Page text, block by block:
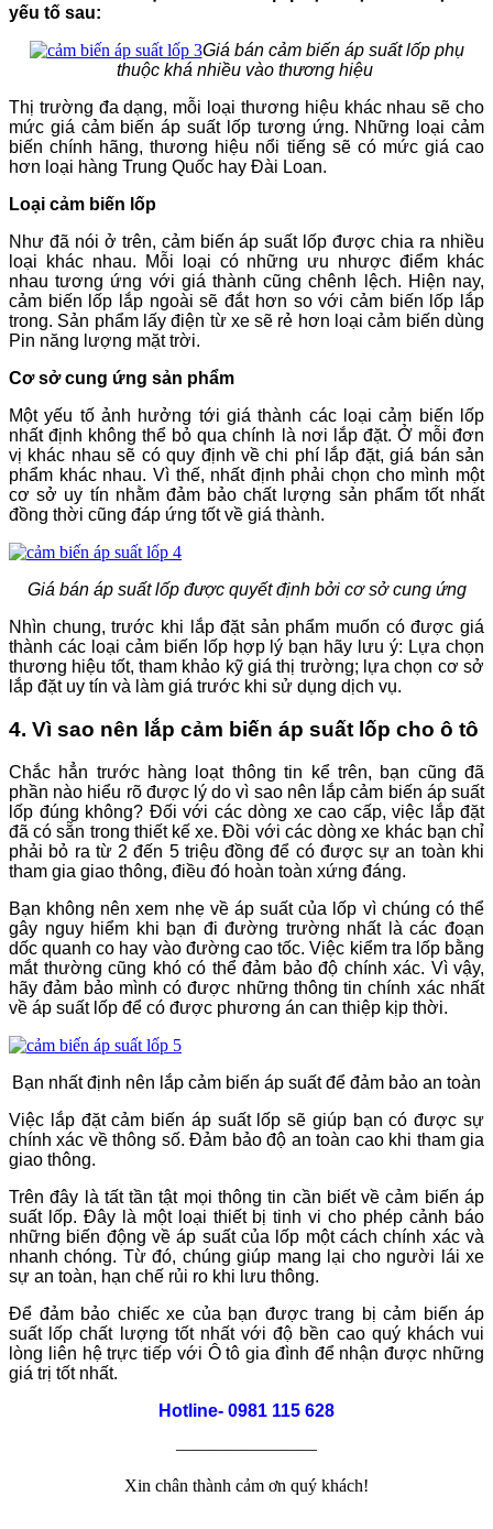
yếu tố sau:
Giá bán cảm biến áp suất lốp phụ
thuộc khá nhiều vào thương hiệu
Thị trường đa dạng, mỗi loại thương hiệu khác nhau sẽ cho
mức giá cảm biến áp suất lốp tương ứng. Những loại cảm
biến chính hãng, thương hiệu nổi tiếng sẽ có mức giá cao
hơn loại hàng Trung Quốc hay Đài Loan.
Loại cảm biến lốp
Như đã nói ở trên, cảm biến áp suất lốp được chia ra nhiều
loại khác nhau. Mỗi loại có những ưu nhược điểm khác
nhau tương ứng với giá thành cũng chênh lệch. Hiện nay,
cảm biến lốp lắp ngoài sẽ đắt hơn so với cảm biến lốp lắp
trong. Sản phẩm lấy điện từ xe sẽ rẻ hơn loại cảm biến dùng
Pin năng lượng mặt trời.
Cơ sở cung ứng sản phẩm
Một yếu tố ảnh hưởng tới giá thành các loại cảm biến lốp
nhất định không thể bỏ qua chính là nơi lắp đặt. Ở mỗi đơn
vị khác nhau sẽ có quy định về chi phí lắp đặt, giá bán sản
phẩm khác nhau. Vì thế, nhất định phải chọn cho mình một
cơ sở uy tín nhằm đảm bảo chất lượng sản phẩm tốt nhất
đồng thời cũng đáp ứng tốt về giá thành.
Giá bán áp suất lốp được quyết định bởi cơ sở cung ứng
Nhìn chung, trước khi lắp đặt sản phẩm muốn có được giá
thành các loại cảm biến lốp hợp lý bạn hãy lưu ý: Lựa chọn
thương hiệu tốt, tham khảo kỹ giá thị trường; lựa chọn cơ sở
lắp đặt uy tín và làm giá trước khi sử dụng dịch vụ.
4. Vì sao nên lắp cảm biến áp suất lốp cho ô tô
Chắc hẳn trước hàng loạt thông tin kể trên, bạn cũng đã
phần nào hiểu rõ được lý do vì sao nên lắp cảm biến áp suất
lốp đúng không? Đối với các dòng xe cao cấp, việc lắp đặt
đã có sẵn trong thiết kế xe. Đồi với các dòng xe khác bạn chỉ
phải bỏ ra từ 2 đến 5 triệu đồng để có được sự an toàn khi
tham gia giao thông, điều đó hoàn toàn xứng đáng.
Bạn không nên xem nhẹ về áp suất của lốp vì chúng có thể
gây nguy hiểm khi bạn đi đường trường nhất là các đoạn
dốc quanh co hay vào đường cao tốc. Việc kiểm tra lốp bằng
mắt thường cũng khó có thể đảm bảo độ chính xác. Vì vậy,
hãy đảm bảo mình có được những thông tin chính xác nhất
về áp suất lốp để có được phương án can thiệp kịp thời.
Bạn nhất định nên lắp cảm biến áp suất để đảm bảo an toàn
Việc lắp đặt cảm biến áp suất lốp sẽ giúp bạn có được sự
chính xác về thông số. Đảm bảo độ an toàn cao khi tham gia
giao thông.
Trên đây là tất tần tật mọi thông tin cần biết về cảm biến áp
suất lốp. Đây là một loại thiết bị tinh vi cho phép cảnh báo
những biến động về áp suất của lốp một cách chính xác và
nhanh chóng. Từ đó, chúng giúp mang lại cho người lái xe
sự an toàn, hạn chế rủi ro khi lưu thông.
Để đảm bảo chiếc xe của bạn được trang bị cảm biến áp
suất lốp chất lượng tốt nhất với độ bền cao quý khách vui
lòng liên hệ trực tiếp với Ô tô gia đình để nhận được những
giá trị tốt nhất.
Hotline- 0981 115 628
————————
Xin chân thành cảm ơn quý khách!